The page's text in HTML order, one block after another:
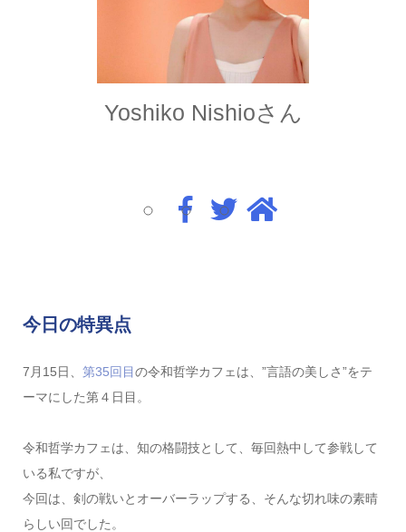
Yoshiko Nishioさん
今日の特異点
7月15日、 第35回目の令和哲学カフェは、”言語の美しさ”をテ
ーマにした第４日目。
令和哲学カフェは、知の格闘技として、毎回熱中して参戦して
いる私ですが、
今回は、剣の戦いとオーバーラップする、そんな切れ味の素晴
らしい回でした。